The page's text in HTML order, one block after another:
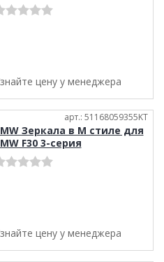
цену у менеджера
арт.: 51168059355KT
Зеркала в М стиле для
F30 3-серия
цену у менеджера